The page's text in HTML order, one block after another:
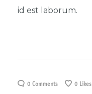
id est laborum.
0 Comments 0 Likes